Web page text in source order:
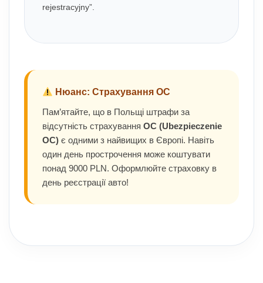
rejestracyjny”.
Нюанс: Страхування OC
Пам’ятайте, що в Польщі штрафи за
відсутність страхування OC (Ubezpieczenie
OC) є одними з найвищих в Європі. Навіть
один день прострочення може коштувати
понад 9000 PLN. Оформлюйте страховку в
день реєстрації авто!